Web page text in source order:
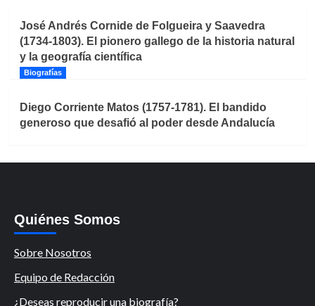
José Andrés Cornide de Folgueira y Saavedra
(1734-1803). El pionero gallego de la historia natural
y la geografía científica
Biografías
Diego Corriente Matos (1757-1781). El bandido
generoso que desafió al poder desde Andalucía
Quiénes Somos
Sobre Nosotros
Equipo de Redacción
¿Deseas reproducir una biografía?